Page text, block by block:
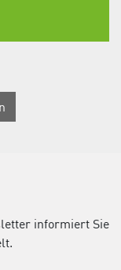
informiert Sie